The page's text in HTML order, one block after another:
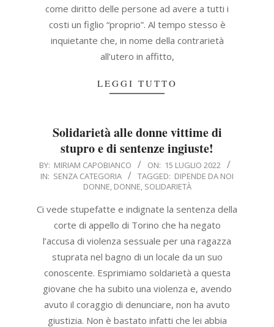
come diritto delle persone ad avere a tutti i
costi un figlio “proprio”. Al tempo stesso è
inquietante che, in nome della contrarietà
all’utero in affitto,
LEGGI TUTTO
Solidarietà alle donne vittime di
stupro e di sentenze ingiuste!
2022-
07-
BY: MIRIAM CAPOBIANCO ON: 15 LUGLIO 2022
IN: SENZA CATEGORIA TAGGED: DIPENDE DA NOI
DONNE, DONNE, SOLIDARIETÀ
Ci vede stupefatte e indignate la sentenza della
corte di appello di Torino che ha negato
l’accusa di violenza sessuale per una ragazza
stuprata nel bagno di un locale da un suo
conoscente. Esprimiamo soldarietà a questa
giovane che ha subito una violenza e, avendo
avuto il coraggio di denunciare, non ha avuto
giustizia. Non è bastato infatti che lei abbia